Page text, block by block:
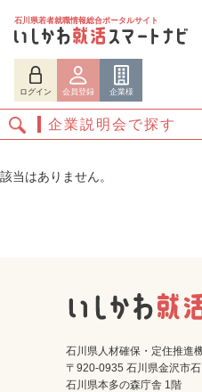
石川県若者就職情報総合ポータルサイト
ログイン 会員登録 企業様
ログイン
企業説明会で探す
該当はありません。
石川県人材確保・定住推進
〒920-0935 石川県金沢市
石川県本多の森庁舎 1階